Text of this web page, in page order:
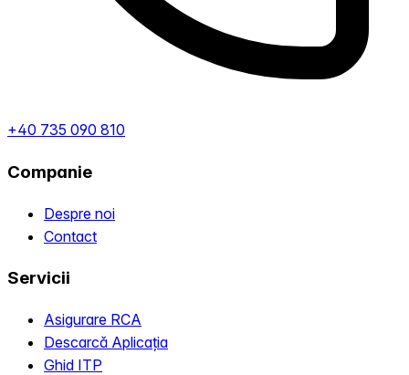
+40 735 090 810
Companie
Despre noi
Contact
Servicii
Asigurare RCA
Descarcă Aplicația
Ghid ITP